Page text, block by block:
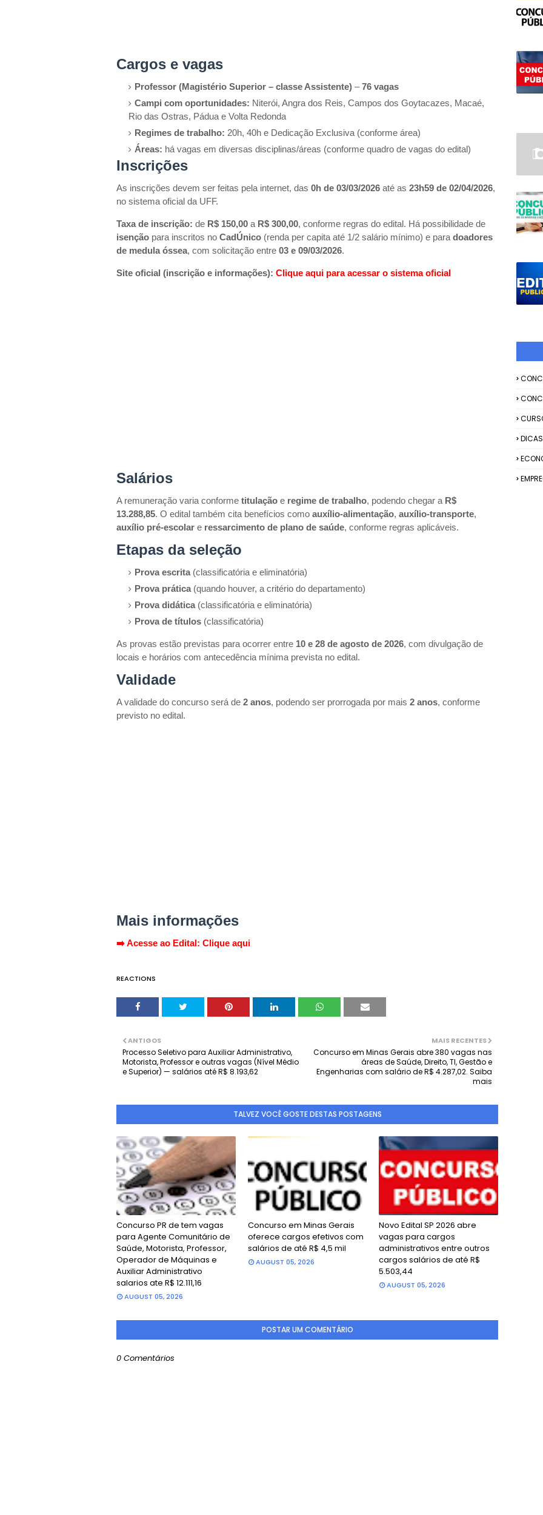
Cargos e vagas
Professor (Magistério Superior – classe Assistente) –76 vagas
Campi com oportunidades: Niterói, Angra dos Reis, Campos dos Goytacazes, Macaé,
Rio das Ostras, Pádua e Volta Redonda
Regimes de trabalho: 20h, 40h e Dedicação Exclusiva (conforme área)
Áreas: há vagas em diversas disciplinas/áreas (conforme quadro de vagas do edital)
Inscrições
As inscrições devem ser feitas pela internet, das 0h de 03/03/2026 até as 23h59 de 02/04/2026,
no sistema oficial da UFF.
Taxa de inscrição: de R$ 150,00 a R$ 300,00, conforme regras do edital. Há possibilidade de
isenção para inscritos no CadÚnico (renda per capita até 1/2 salário mínimo) e para doadores
de medula óssea, com solicitação entre 03 e 09/03/2026.
Site oficial (inscrição e informações): Clique aqui para acessar o sistema oficial
Salários
A remuneração varia conforme titulação e regime de trabalho, podendo chegar a R$
13.288,85. O edital também cita benefícios como auxílio-alimentação, auxílio-transporte,
auxílio pré-escolar e ressarcimento de plano de saúde, conforme regras aplicáveis.
Etapas da seleção
Prova escrita (classificatória e eliminatória)
Prova prática (quando houver, a critério do departamento)
Prova didática (classificatória e eliminatória)
Prova de títulos (classificatória)
As provas estão previstas para ocorrer entre 10 e 28 de agosto de 2026, com divulgação de
locais e horários com antecedência mínima prevista no edital.
Validade
A validade do concurso será de 2 anos, podendo ser prorrogada por mais 2 anos, conforme
previsto no edital.
Mais informações
➡️ Acesse ao Edital: Clique aqui
REACTIONS
MAIS RECENTES
Concurso em Minas Gerais abre 380 vagas nas
áreas de Saúde, Direito, TI, Gestão e
Engenharias com salário de R$ 4.287,02. Saiba
mais
ANTIGOS
Processo Seletivo para Auxiliar Administrativo,
Motorista, Professor e outras vagas (Nível Médio
e Superior) — salários até R$ 8.193,62
TALVEZ VOCÊ GOSTE DESTAS POSTAGENS
Concurso PR de tem vagas
para Agente Comunitário de
Saúde, Motorista, Professor,
Operador de Máquinas e
Auxiliar Administrativo
salarios ate R$ 12.111,16
AUGUST 05, 2026
Concurso em Minas Gerais
oferece cargos efetivos com
salários de até R$ 4,5 mil
AUGUST 05, 2026
Novo Edital SP 2026 abre
vagas para cargos
administrativos entre outros
cargos salários de até R$
5.503,44
AUGUST 05, 2026
POSTAR UM COMENTÁRIO
0 Comentários
DICAS